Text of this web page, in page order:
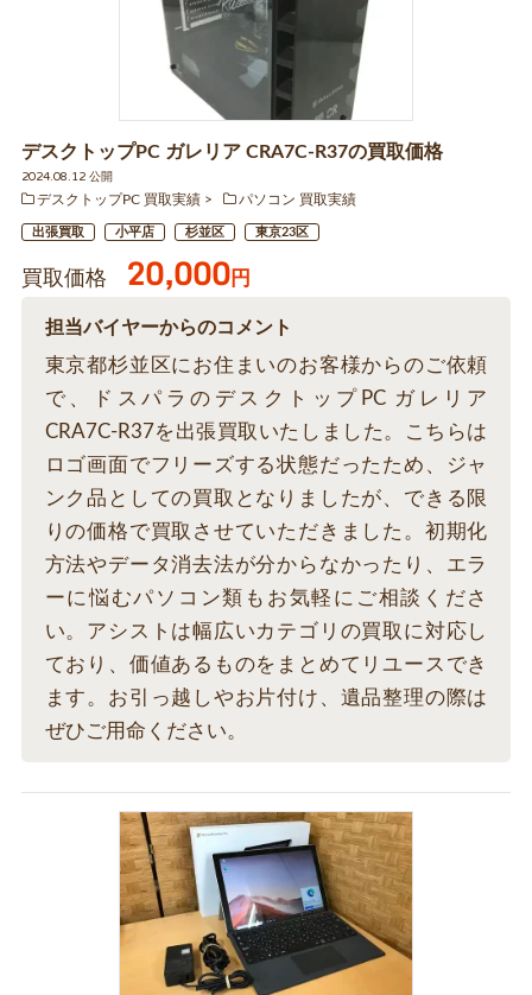
デスクトップPC ガレリア CRA7C-R37の買取価格
2024.08.12 公開
デスクトップPC 買取実績
パソコン 買取実績
出張買取 小平店 杉並区 東京23区
買取価格 20,000円
担当バイヤーからのコメント
東京都杉並区にお住まいのお客様からのご依頼
で、ドスパラのデスクトップPC ガレリア
CRA7C-R37を出張買取いたしました。こちらは
ロゴ画面でフリーズする状態だったため、ジャ
ンク品としての買取となりましたが、できる限
りの価格で買取させていただきました。初期化
方法やデータ消去法が分からなかったり、エラ
ーに悩むパソコン類もお気軽にご相談くださ
い。アシストは幅広いカテゴリの買取に対応し
ており、価値あるものをまとめてリユースでき
ます。お引っ越しやお片付け、遺品整理の際は
ぜひご用命ください。